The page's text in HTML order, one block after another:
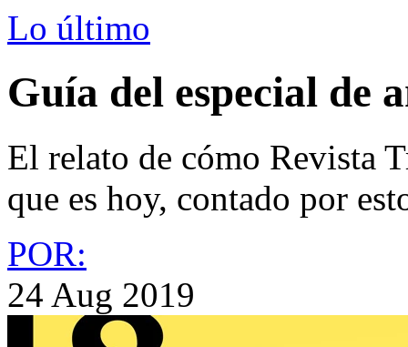
Lo último
Guía del especial de
El relato de cómo Revista
que es hoy, contado por
POR:
24 Aug 2019